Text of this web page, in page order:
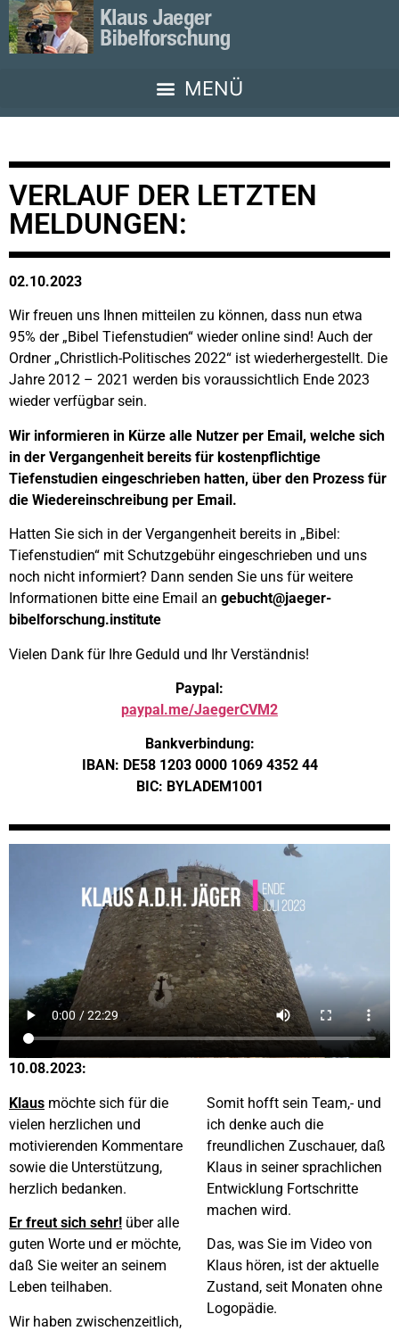
VERLAUF DER LETZTEN
MELDUNGEN:
02.10.2023
Wir freuen uns Ihnen mitteilen zu können, dass nun etwa
95% der „Bibel Tiefenstudien“ wieder online sind! Auch der
Ordner „Christlich-Politisches 2022“ ist wiederhergestellt. Die
Jahre 2012 – 2021 werden bis voraussichtlich Ende 2023
wieder verfügbar sein.
Wir informieren in Kürze alle Nutzer per Email, welche sich
in der Vergangenheit bereits für kostenpflichtige
Tiefenstudien eingeschrieben hatten, über den Prozess für
die Wiedereinschreibung per Email.
Hatten Sie sich in der Vergangenheit bereits in „Bibel:
Tiefenstudien“ mit Schutzgebühr eingeschrieben und uns
noch nicht informiert? Dann senden Sie uns für weitere
Informationen bitte eine Email an gebucht@jaeger-
bibelforschung.institute
Vielen Dank für Ihre Geduld und Ihr Verständnis!
Paypal:
paypal.me/JaegerCVM2
Bankverbindung:
IBAN: DE58 1203 0000 1069 4352 44
BIC: BYLADEM1001
10.08.2023:
Klaus möchte sich für die
vielen herzlichen und
motivierenden Kommentare
sowie die Unterstützung,
herzlich bedanken.
Er freut sich sehr! über alle
guten Worte und er möchte,
daß Sie weiter an seinem
Leben teilhaben.
Wir haben zwischenzeitlich,
Somit hofft sein Team,- und
ich denke auch die
freundlichen Zuschauer, daß
Klaus in seiner sprachlichen
Entwicklung Fortschritte
machen wird.
Das, was Sie im Video von
Klaus hören, ist der aktuelle
Zustand, seit Monaten ohne
Logopädie.